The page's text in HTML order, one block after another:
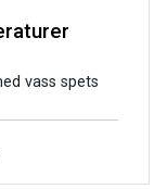
vass spets